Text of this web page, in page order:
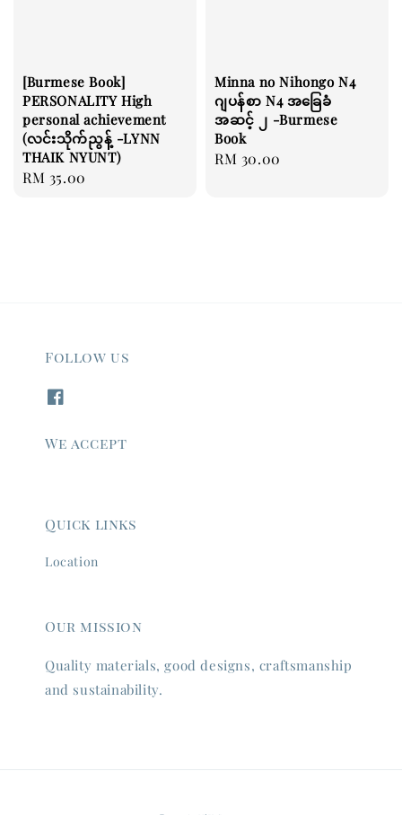
[Burmese Book]
PERSONALITY High
personal achievement
(လင်းသိုက်ညွန့် -LYNN
THAIK NYUNT)
Regular
RM 35.00
Minna no Nihongo N4
ဂျပန်စာ N4 အခြေခံ
အဆင့် ၂ -Burmese
Book
Regular
RM 30.00
Follow us
We accept
Quick links
Location
Our mission
Quality materials, good designs, craftsmanship
and sustainability.